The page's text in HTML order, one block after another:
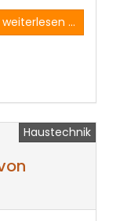
weiterlesen ...
Haustechnik